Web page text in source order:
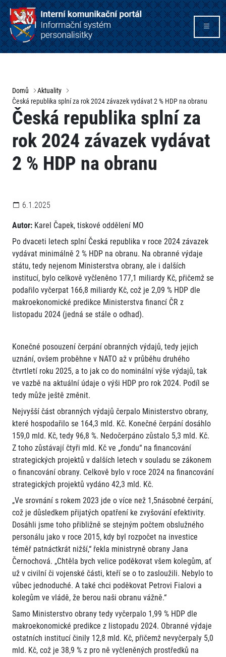
Domů
Aktuality
Česká republika splní za rok 2024 závazek vydávat 2 % HDP na obranu
Česká republika splní za
rok 2024 závazek vydávat
2 % HDP na obranu
6.1.2025
Autor: Karel Čapek, tiskové oddělení MO
Po dvaceti letech splní Česká republika v roce 2024 závazek
vydávat minimálně 2 % HDP na obranu. Na obranné výdaje
státu, tedy nejenom Ministerstva obrany, ale i dalších
institucí, bylo celkově vyčleněno 177,1 miliardy Kč, přičemž se
podařilo vyčerpat 166,8 miliardy Kč, což je 2,09 % HDP dle
makroekonomické predikce Ministerstva financí ČR z
listopadu 2024 (jedná se stále o odhad).
Konečné posouzení čerpání obranných výdajů, tedy jejich
uznání, ovšem proběhne v NATO až v průběhu druhého
čtvrtletí roku 2025, a to jak co do nominální výše výdajů, tak
ve vazbě na aktuální údaje o výši HDP pro rok 2024. Podíl se
tedy může ještě změnit.
Nejvyšší část obranných výdajů čerpalo Ministerstvo obrany,
které hospodařilo se 164,3 mld. Kč. Konečné čerpání dosáhlo
159,0 mld. Kč, tedy 96,8 %. Nedočerpáno zůstalo 5,3 mld. Kč.
Z toho zůstávají čtyři mld. Kč ve „fondu“ na financování
strategických projektů v dalších letech v souladu se zákonem
o financování obrany. Celkově bylo v roce 2024 na financování
strategických projektů vydáno 42,3 mld. Kč.
„Ve srovnání s rokem 2023 jde o více než 1,5násobné čerpání,
což je důsledkem přijatých opatření ke zvyšování efektivity.
Dosáhli jsme toho přibližně se stejným počtem obslužného
personálu jako v roce 2015, kdy byl rozpočet na investice
téměř patnáctkrát nižší,“ řekla ministryně obrany Jana
Černochová. „Chtěla bych velice poděkovat všem kolegům, ať
už v civilní či vojenské části, kteří se o to zasloužili. Nebylo to
vůbec jednoduché. A také chci poděkovat Petrovi Fialovi a
kolegům ve vládě, že berou naši obranu vážně.“
Samo Ministerstvo obrany tedy vyčerpalo 1,99 % HDP dle
makroekonomické predikce z listopadu 2024. Obranné výdaje
ostatních institucí činily 12,8 mld. Kč, přičemž nevyčerpaly 5,0
mld. Kč, což je 38,9 % z pro ně vyčleněných prostředků na